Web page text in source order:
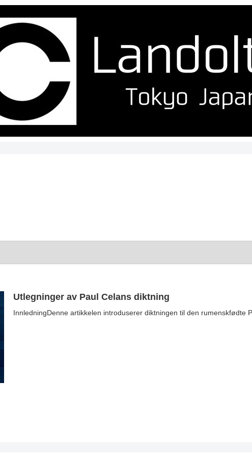
Utlegninger av Paul Celans diktning
InnledningDenne artikkelen introduserer diktningen til den rumenskfødte